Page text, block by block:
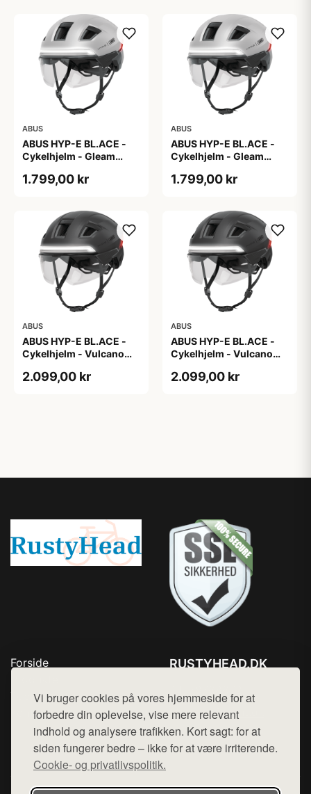
Vi bruger cookies på vores hjemmeside for at
forbedre din oplevelse, vise mere relevant
indhold og analysere trafikken. Kort sagt: for at
siden fungerer bedre – ikke for at være irriterende.
Cookie- og privatlivspolitik.
ABUS
ABUS HYP-E BL.ACE -
Cykelhjelm - Gleam
1.799,00 kr
ABUS
ABUS HYP-E BL.ACE -
Cykelhjelm - Gleam
1.799,00 kr
ABUS
ABUS HYP-E BL.ACE -
Cykelhjelm - Vulcano
2.099,00 kr
ABUS
ABUS HYP-E BL.ACE -
Cykelhjelm - Vulcano
2.099,00 kr
Forside
Top Rabatter
Kontakt
RUSTYHEAD.DK
Mail: hej@want.dk
Cookie- og privatlivspolitik